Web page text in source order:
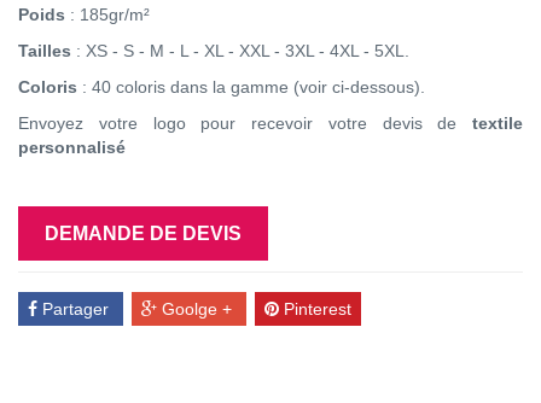
Poids : 185gr/m²
Tailles : XS - S - M - L - XL - XXL - 3XL - 4XL - 5XL.
Coloris : 40 coloris dans la gamme (voir ci-dessous).
Envoyez votre logo pour recevoir votre devis de textile
personnalisé
DEMANDE DE DEVIS
Partager Goolge + Pinterest